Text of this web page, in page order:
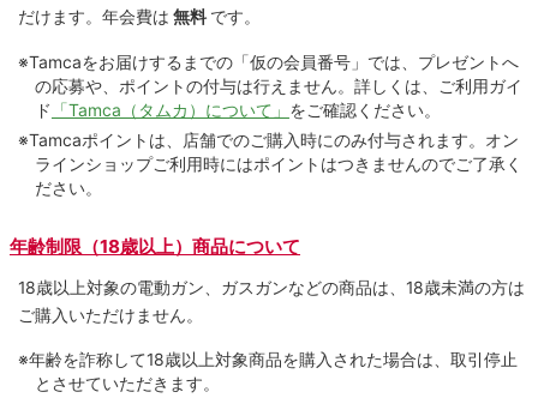
だけます。 年会費は 無料 です。
※Tamcaをお届けするまでの「仮の会員番号」では、プレゼントへ
の応募や、ポイントの付与は⾏えません。詳しくは、ご利⽤ガイ
ド 「Tamca（タムカ）について」 をご確認ください。
※Tamcaポイントは、店舗でのご購⼊時にのみ付与されます。オン
ラインショップご利用時にはポイントはつきませんのでご了承く
ださい。
年齢制限（18歳以上）商品について
18歳以上対象の電動ガン、ガスガンなどの商品は、18歳未満の方は
ご購入いただけません。
※年齢を詐称して18歳以上対象商品を購入された場合は、取引停止
とさせていただきます。